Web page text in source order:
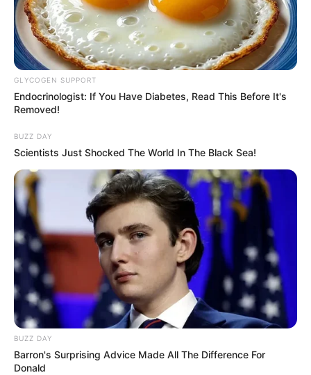
GLYCOGEN SUPPORT
Endocrinologist: If You Have Diabetes, Read This Before It's
Removed!
BUZZ DAY
Scientists Just Shocked The World In The Black Sea!
BUZZ DAY
Barron's Surprising Advice Made All The Difference For
Donald